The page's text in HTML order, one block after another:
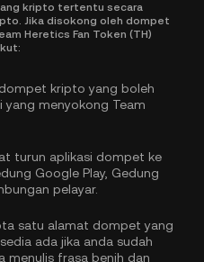
kripto tertentu secara
Jika disokong oleh dompet
Heretics Fan Token (TH)
kripto yang boleh
menyokong Team
turun aplikasi dompet ke
Google Play, Gedung
pelayar.
satu alamat dompet yang
ada jika anda sudah
menulis frasa benih dan